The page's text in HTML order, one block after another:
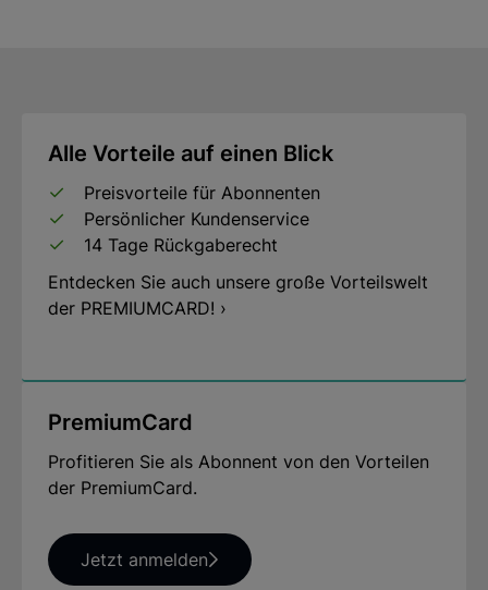
Alle Vorteile auf einen Blick
Preisvorteile für Abonnenten
Persönlicher Kundenservice
14 Tage Rückgaberecht
Entdecken Sie auch unsere große Vorteilswelt
der PREMIUMCARD! ›
PremiumCard
Profitieren Sie als Abonnent von den Vorteilen
der PremiumCard.
Jetzt anmelden